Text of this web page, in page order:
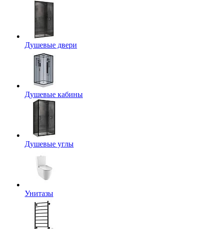
Душевые двери
Душевые кабины
Душевые углы
Унитазы